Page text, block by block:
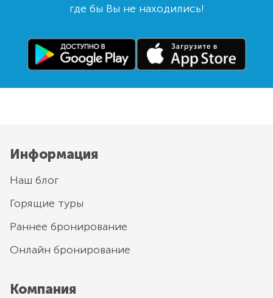
где бы Вы не находились!
Информация
Наш блог
Горящие туры
Раннее бронирование
Онлайн бронирование
Компания